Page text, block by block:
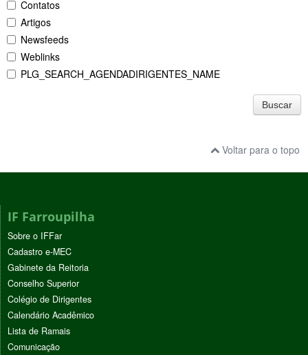
Contatos
Artigos
Newsfeeds
Weblinks
PLG_SEARCH_AGENDADIRIGENTES_NAME
Buscar
Voltar para o topo
IF Farroupilha
Sobre o IFFar
Cadastro e-MEC
Gabinete da Reitoria
Conselho Superior
Colégio de Dirigentes
Calendário Acadêmico
Lista de Ramais
Comunicação